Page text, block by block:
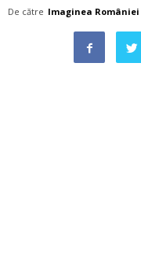
De către Imaginea României